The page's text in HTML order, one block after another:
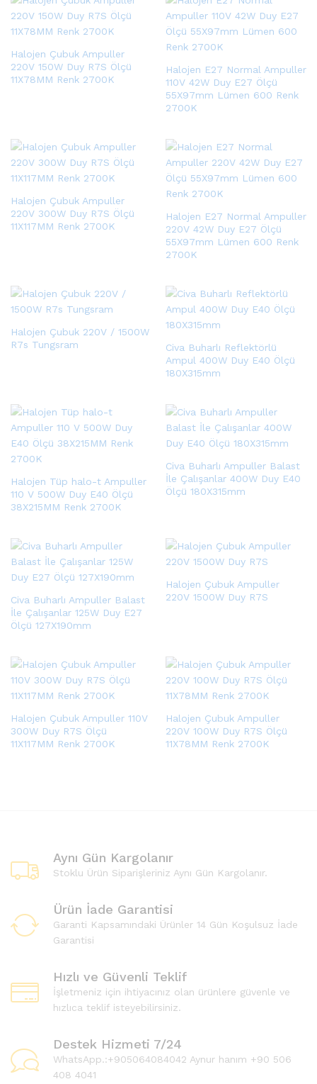
Halojen Çubuk Ampuller
220V 150W Duy R7S Ölçü
11X78MM Renk 2700K
Halojen E27 Normal Ampuller
110V 42W Duy E27 Ölçü
55X97mm Lümen 600 Renk
2700K
Halojen Çubuk Ampuller
220V 300W Duy R7S Ölçü
11X117MM Renk 2700K
Halojen E27 Normal Ampuller
220V 42W Duy E27 Ölçü
55X97mm Lümen 600 Renk
2700K
Halojen Çubuk 220V / 1500W
R7s Tungsram
Civa Buharlı Reflektörlü
Ampul 400W Duy E40 Ölçü
180X315mm
Halojen Tüp halo-t Ampuller
110 V 500W Duy E40 Ölçü
38X215MM Renk 2700K
Civa Buharlı Ampuller Balast
İle Çalışanlar 400W Duy E40
Ölçü 180X315mm
Civa Buharlı Ampuller Balast
İle Çalışanlar 125W Duy E27
Ölçü 127X190mm
Halojen Çubuk Ampuller
220V 1500W Duy R7S
Halojen Çubuk Ampuller 110V
300W Duy R7S Ölçü
11X117MM Renk 2700K
Halojen Çubuk Ampuller
220V 100W Duy R7S Ölçü
11X78MM Renk 2700K
Aynı Gün Kargolanır
Stoklu Ürün Siparişleriniz Aynı Gün Kargolanır.
Ürün İade Garantisi
Garanti Kapsamındaki Ürünler 14 Gün Koşulsuz İade
Garantisi
Hızlı ve Güvenli Teklif
İşletmeniz için ihtiyacınız olan ürünlere güvenle ve
hızlıca teklif isteyebilirsiniz.
Destek Hizmeti 7/24
WhatsApp.:+905064084042 Aynur hanım +90 506
408 4041